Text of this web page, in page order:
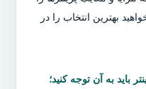
بهترین انتخاب را در
باید به آن توجه کنید؛